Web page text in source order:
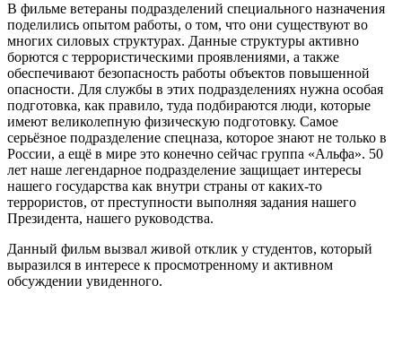
В фильме ветераны подразделений специального назначения
поделились опытом работы, о том, что они существуют во
многих силовых структурах. Данные структуры активно
борются с террористическими проявлениями, а также
обеспечивают безопасность работы объектов повышенной
опасности. Для службы в этих подразделениях нужна особая
подготовка, как правило, туда подбираются люди, которые
имеют великолепную физическую подготовку. Самое
серьёзное подразделение спецназа, которое знают не только в
России, а ещё в мире это конечно сейчас группа «Альфа». 50
лет наше легендарное подразделение защищает интересы
нашего государства как внутри страны от каких-то
террористов, от преступности выполняя задания нашего
Президента, нашего руководства.
Данный фильм вызвал живой отклик у студентов, который
выразился в интересе к просмотренному и активном
обсуждении увиденного.